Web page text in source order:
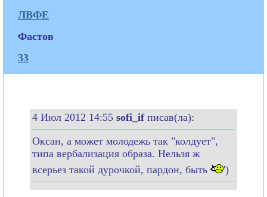
ЛВФЕ
Фастов
33
4 Июл 2012 14:55 sofi_if писав(ла):
Оксан, а может молодежь так "колдует",
типа вербализация образа. Нельзя ж
всерьез такой дурочкой, пардон, быть
')